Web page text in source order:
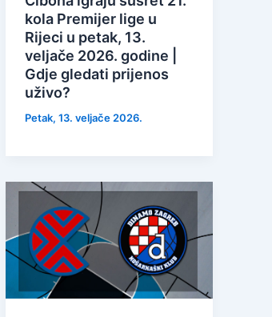
kola Premijer lige u
Rijeci u petak, 13.
veljače 2026. godine |
Gdje gledati prijenos
uživo?
Petak, 13. veljače 2026.